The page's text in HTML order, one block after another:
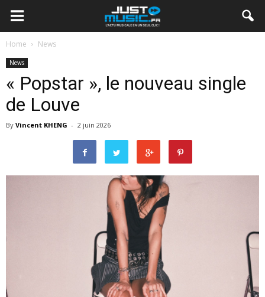
Home News
News
« Popstar », le nouveau single
de Louve
By Vincent KHENG - 2 juin 2026